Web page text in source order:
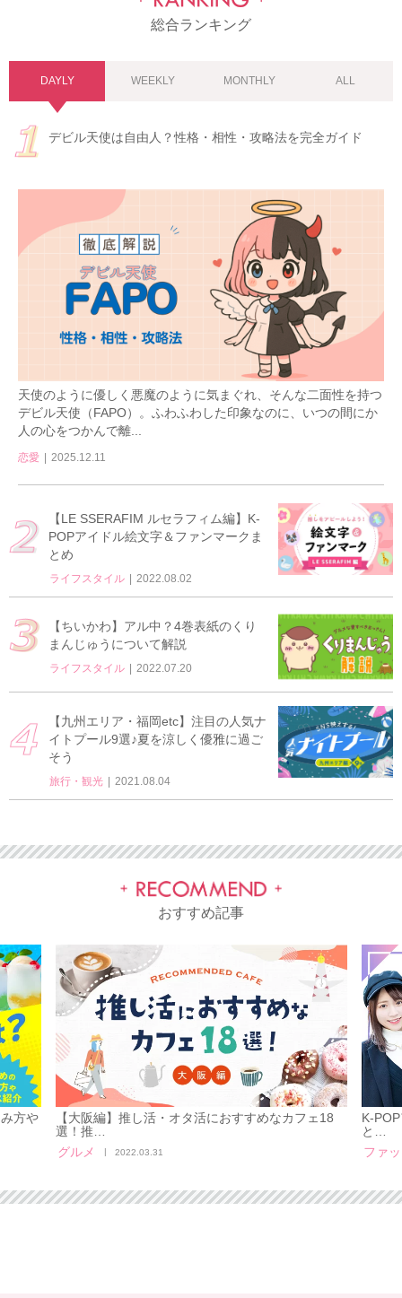
総合ランキング
DAYLY WEEKLY MONTHLY ALL
デビル天使は自由人？性格・相性・攻略法を完全ガイド
天使のように優しく悪魔のように気まぐれ、そんな二面性を持つ
デビル天使（FAPO）。ふわふわした印象なのに、いつの間にか
人の心をつかんで離...
恋愛 2025.12.11
【LE SSERAFIM ルセラフィム編】K-
POPアイドル絵文字＆ファンマークま
とめ
ライフスタイル 2022.08.02
【ちいかわ】アル中？4巻表紙のくり
まんじゅうについて解説
ライフスタイル 2022.07.20
【九州エリア・福岡etc】注目の人気ナ
イトプール9選♪夏を涼しく優雅に過ご
そう
旅行・観光 2021.08.04
おすすめ記事
方や
【大阪編】推し活・オタ活におすすめなカフェ18
選！推…
グルメ
2022.03.31
K-
と…
ファ